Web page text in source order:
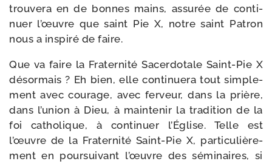
trou­ve­ra en de bonnes mains, assu­rée de conti­
nuer l’œuvre que saint Pie X, notre saint Patron
nous a ins­pi­ré de faire.
Que va faire la Fraternité Sacerdotale Saint-​Pie X
désor­mais ? Eh bien, elle conti­nue­ra tout sim­ple­
ment avec cou­rage, avec fer­veur, dans la prière,
dans l’union à Dieu, à main­te­nir la tra­di­tion de la
foi catho­lique, à conti­nuer l’Église. Telle est
l’œuvre de la Fraternité Saint-​Pie X, par­ti­cu­liè­re­
ment en pour­sui­vant l’œuvre des sémi­naires, si